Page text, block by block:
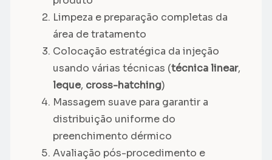
Limpeza e preparação completas da
área de tratamento
Colocação estratégica da injeção
usando várias técnicas (técnica linear,
leque, cross-hatching)
Massagem suave para garantir a
distribuição uniforme do
preenchimento dérmico
Avaliação pós-procedimento e